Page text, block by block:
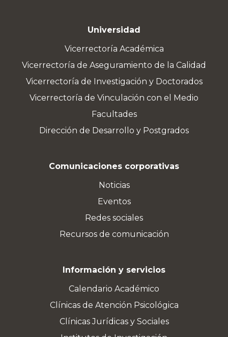
Universidad
Vicerrectoría Académica
Vicerrectoría de Aseguramiento de la Calidad
Vicerrectoría de Investigación y Doctorados
Vicerrectoría de Vinculación con el Medio
Facultades
Dirección de Desarrollo y Postgrados
Comunicaciones corporativas
Noticias
Eventos
Redes sociales
Recursos de comunicación
Información y servicios
Calendario Académico
Clínicas de Atención Psicológica
Clínicas Jurídicas y Sociales